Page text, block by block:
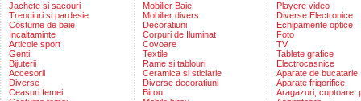
Jachete si sacouri
Trenciuri si pardesie
Costume de baie
Incaltaminte
Articole sport
Genti
Bijuterii
Accesorii
Diverse
Ceasuri femei
Mobilier Baie
Mobilier divers
Decoratiuni
Corpuri de Iluminat
Covoare
Textile
Rame si tablouri
Ceramica si sticlarie
Diverse decoratiuni
Birou
Playere video
Diverse Electronice
Echipamente optice
Foto
TV
Tablete grafice
Electrocasnice
Aparate de bucatarie
Aparate frigorifice
Aragazuri, cuptoare,